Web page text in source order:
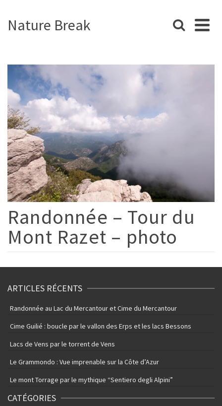
Nature Break
Randonnée – Tour du
Mont Razet – photo
ARTICLES RÉCENTS
Randonnée au Lac du Mercantour et Cime du Mercantour
Cime Guilié : boucle par le vallon des Erps et les lacs Bessons
Lacs de Vens par le torrent de Vens
Le Grammondo : Vue imprenable sur la Côte d’Azur
Le mont Torrage par le mythique “Sentiero degli Alpini”
CATÉGORIES